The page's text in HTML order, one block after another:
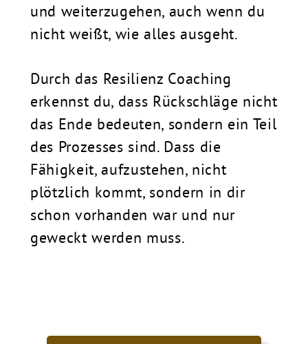
und weiterzugehen, auch wenn du
nicht weißt, wie alles ausgeht.
Durch das Resilienz Coaching
erkennst du, dass Rückschläge nicht
das Ende bedeuten, sondern ein Teil
des Prozesses sind. Dass die
Fähigkeit, aufzustehen, nicht
plötzlich kommt, sondern in dir
schon vorhanden war und nur
geweckt werden muss.